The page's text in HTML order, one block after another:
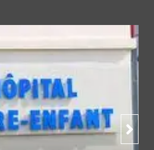
les secteurs des transports et du
2 jours
QU’AU REAL MADRID : Les
ACTUALITE FOOTBALL SPORTS